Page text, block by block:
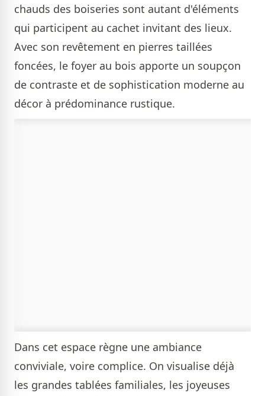
chauds des boiseries sont autant d'éléments
qui participent au cachet invitant des lieux.
Avec son revêtement en pierres taillées
foncées, le foyer au bois apporte un soupçon
de contraste et de sophistication moderne au
décor à prédominance rustique.
Dans cet espace règne une ambiance
conviviale, voire complice. On visualise déjà
les grandes tablées familiales, les joyeuses